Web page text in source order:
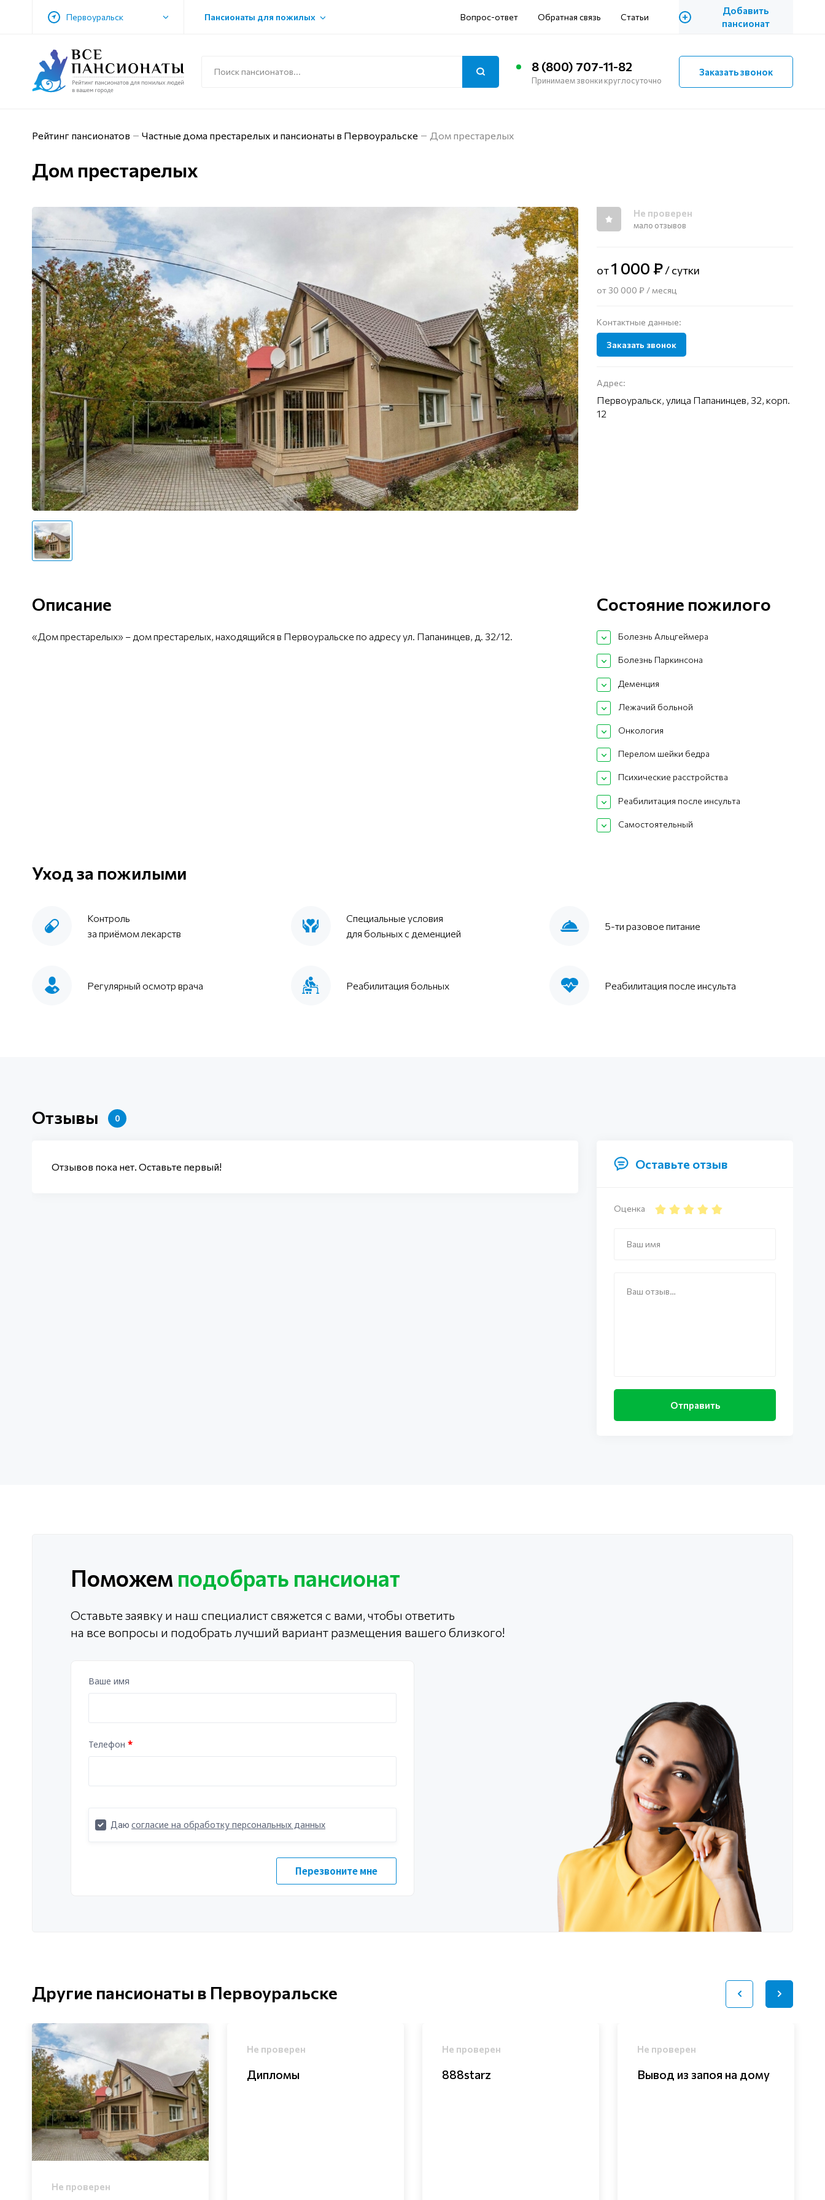
Первоуральск Пансионаты для пожилых Вопрос-ответ Обратная связь Статьи +
Добавить
пансионат
8 (800) 707-11-82
Принимаем звонки круглосуточно
Заказать звонок
Рейтинг пансионатов Частные дома престарелых и пансионаты в Первоуральске Дом престарелых
Дом престарелых
Не проверен
мало отзывов
от1 000 ₽/ сутки
от 30 000 ₽ / месяц
Контактные данные:
Заказать звонок
Адрес:
Первоуральск, улица Папанинцев, 32, корп.
12
Описание
«Дом престарелых» – дом престарелых, находящийся в Первоуральске по адресу ул. Папанинцев, д. 32/12.
Состояние пожилого
Болезнь Альцгеймера
Болезнь Паркинсона
Деменция
Лежачий больной
Онкология
Перелом шейки бедра
Психические расстройства
Реабилитация после инсульта
Самостоятельный
Уход за пожилыми
Контроль
за приёмом лекарств
Специальные условия
для больных с деменцией
5-ти разовое питание
Регулярный осмотр врача Реабилитация больных Реабилитация после инсульта
Отзывы 0
Отзывов пока нет. Оставьте первый! Оставьте отзыв
Оценка
Поможем подобрать пансионат
Оставьте заявку и наш специалист свяжется с вами, чтобы ответить
на все вопросы и подобрать лучший вариант размещения вашего близкого!
Другие пансионаты в Первоуральске
Не проверен
Не проверен
Дипломы
Не проверен
888starz
Не проверен
Вывод из запоя на дому